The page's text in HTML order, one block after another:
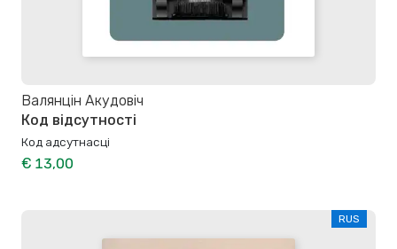
Валянцін Акудовіч
Код відсутності
Код адсутнасці
€ 13,00
RUS